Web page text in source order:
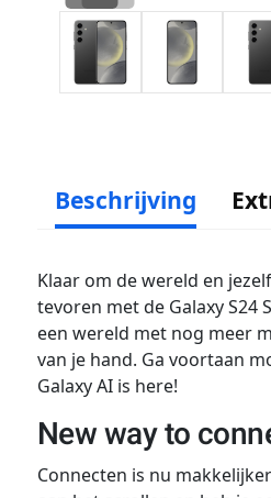
Beschrijving
Klaar om de wereld en
tevoren met de Galaxy S24
een wereld met nog meer
van je hand. Ga voortaan
Galaxy AI is here!
New way to
Connecten is nu